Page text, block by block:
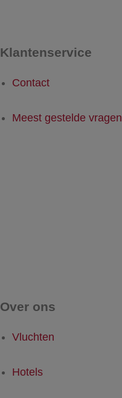
Klantenservice
Contact
Meest gestelde vragen
Over ons
Vluchten
Hotels